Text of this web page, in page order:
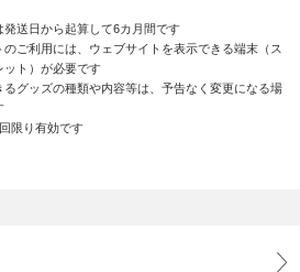
発送日から起算して6カ月間です
のご利用には、ウェブサイトを表示できる端末（ス
ット）が必要です
るグッズの種類や内容等は、予告なく変更になる場
限り有効です